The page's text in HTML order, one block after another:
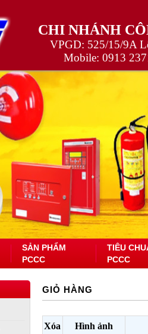
CHI NHÁNH
VPGD: 525/15/9A
Mobile: 0913
SẢN PHẨM
PCCC
TIÊU
PCCC
GIỎ HÀNG
Xóa Hình ảnh